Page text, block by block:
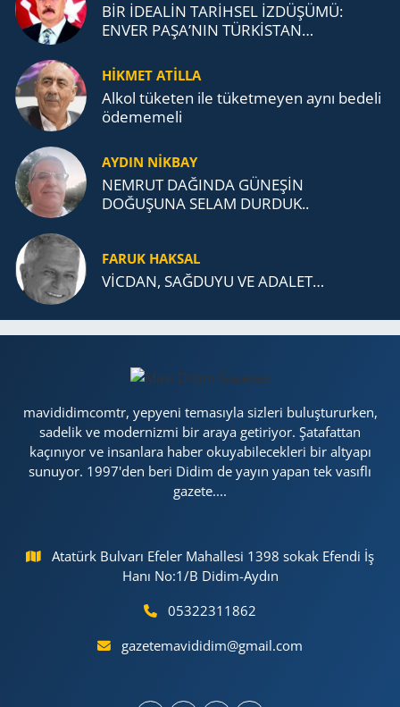
BİR İDEALİN TARİHSEL İZDÜŞÜMÜ:
ENVER PAŞA’NIN TÜRKİSTAN
TEŞKİLATI’NA UZANAN MİRASI
HİKMET ATİLLA
Alkol tü­ke­ten ile tü­ket­me­yen aynı be­de­li
öde­me­me­li
AYDIN NİKBAY
NEMRUT DAĞINDA GÜNEŞİN
DOĞUŞUNA SELAM DURDUK..
FARUK HAKSAL
VİCDAN, SAĞ­DU­YU VE ADA­LET…
mavididimcomtr, yepyeni temasıyla sizleri buluştururken,
sadelik ve modernizmi bir araya getiriyor. Şatafattan
kaçınıyor ve insanlara haber okuyabilecekleri bir altyapı
sunuyor. 1997'den beri Didim de yayın yapan tek vasıflı
gazete....
Atatürk Bulvarı Efeler Mahallesi 1398 sokak Efendi İş
Hanı No:1/B Didim-Aydın
05322311862
gazetemavididim@gmail.com